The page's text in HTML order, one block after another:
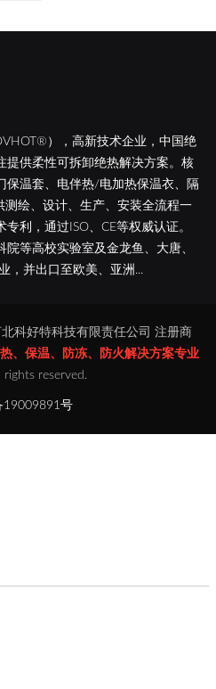
），高新技术企业，中国绝
提供柔性可拆卸绝热解决方案。核
保温套、电伴热/电加热保温衣、隔
绘、设计、生产、安装全流程一
利，通过ISO、CE等权威认证。
等高校实验室及金龙鱼、大唐、
，并出口至欧美、亚洲...
科好特科技有限责任公司 注册商
、保温、防冻、防火解决方案专业
reserved.
19009891号